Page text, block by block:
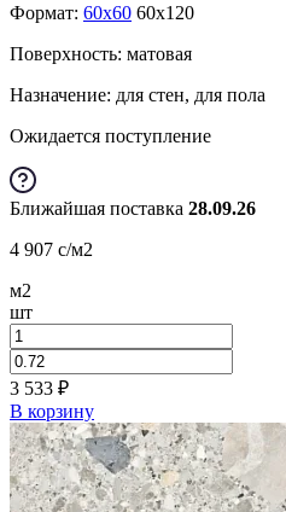
Формат: 60x60 60x120
Поверхность: матовая
Назначение: для стен, для пола
Ожидается поступление
Ближайшая поставка 28.09.26
4 907 c/м2
м2
шт
3 533 ₽
В корзину